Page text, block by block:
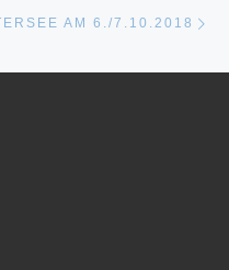
AM 6./7.10.2018